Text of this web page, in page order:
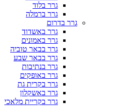
גרר בלוד
גרר ברמלה
גרר בדרום
גרר באשדוד
גרר באמונים
גרר בבאר טוביה
גרר בבאר שבע
גרר בנתיבות
גרר באופקים
גרר בקרית גת
גרר באשקלון
גרר בקריית מלאכי